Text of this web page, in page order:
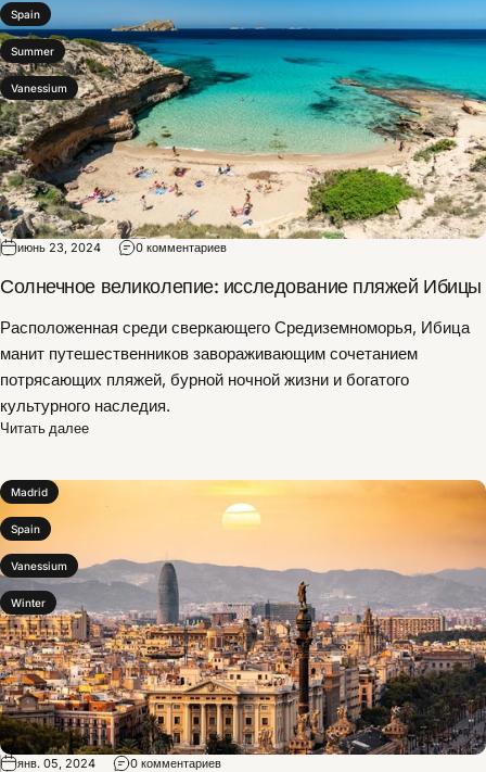
Spain
Summer
Vanessium
июнь 23, 2024 0 комментариев
Солнечное великолепие: исследование пляжей Ибицы
Расположенная среди сверкающего Средиземноморья, Ибица
манит путешественников завораживающим сочетанием
потрясающих пляжей, бурной ночной жизни и богатого
культурного наследия.
Читать далее
Madrid
Spain
Vanessium
Winter
янв. 05, 2024 0 комментариев